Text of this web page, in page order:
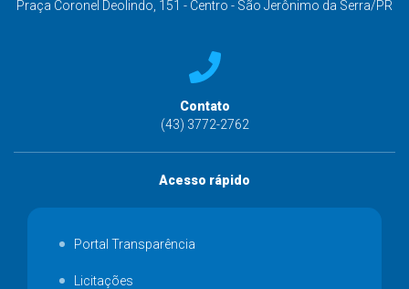
Praça Coronel Deolindo, 151 - Centro - São Jerônimo da Serra/PR
Contato
(43) 3772-2762
Acesso rápido
Portal Transparência
Licitações